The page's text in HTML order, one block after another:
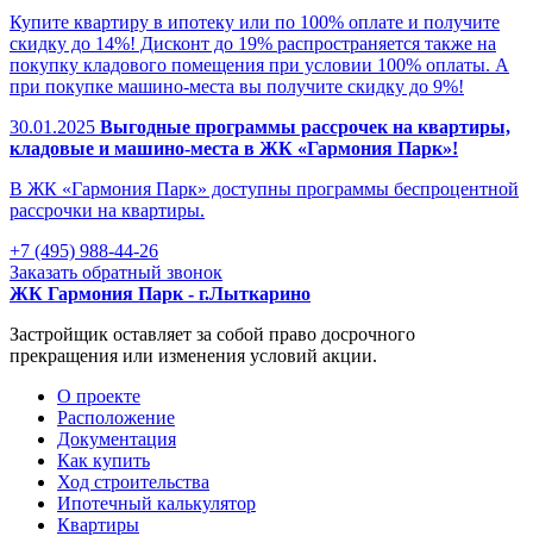
Купите квартиру в ипотеку или по 100% оплате и получите
скидку до 14%! Дисконт до 19% распространяется также на
покупку кладового помещения при условии 100% оплаты. А
при покупке машино-места вы получите скидку до 9%!
30.01.2025 Выгодные программы рассрочек на квартиры,
кладовые и машино-места в ЖК «Гармония Парк»!
В ЖК «Гармония Парк» доступны программы беспроцентной
рассрочки на квартиры.
+7 (495) 988-44-26
Заказать обратный звонок
ЖК Гармония Парк - г.Лыткарино
Застройщик оставляет за собой право досрочного
прекращения или изменения условий акции.
О проекте
Раcположение
Документация
Как купить
Ход строительства
Ипотечный калькулятор
Квартиры